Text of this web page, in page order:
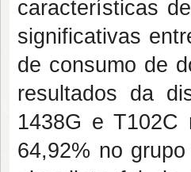
características
significativas
de consumo de
resultados da
1438G e T102C
64,92% no